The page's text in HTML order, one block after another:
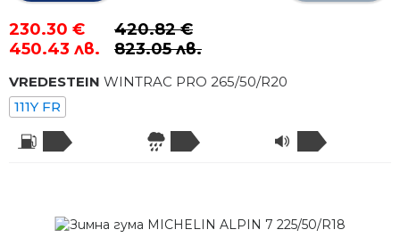
230.30 €
450.43 лв.
420.82 €
823.05 лв.
VREDESTEIN WINTRAC PRO 265/50/R20
111Y FR